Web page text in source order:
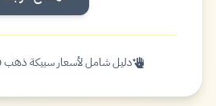
دليل شامل لأسعار سبيكة ذهب 50 جرام في العراق